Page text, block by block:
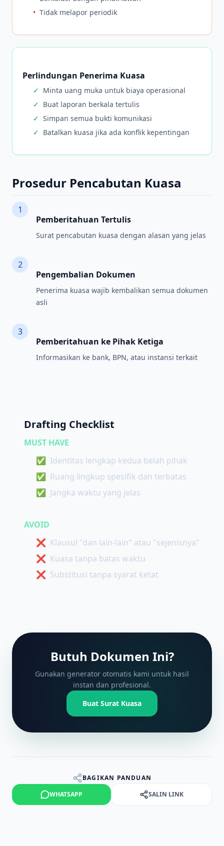
• Tidak melapor periodik
Perlindungan Penerima Kuasa
✓ Minta uang muka untuk biaya operasional
✓ Buat laporan berkala tertulis
✓ Simpan semua bukti komunikasi
✓ Batalkan kuasa jika ada konflik kepentingan
Prosedur Pencabutan Kuasa
1
Pemberitahuan Tertulis
Surat pencabutan kuasa dengan alasan yang jelas
2
Pengembalian Dokumen
Penerima kuasa wajib kembalikan semua dokumen
asli
3
Pemberitahuan ke Pihak Ketiga
Informasikan ke bank, BPN, atau instansi terkait
Drafting Checklist
MUST HAVE
✅ Identitas lengkap kedua belah pihak
✅ Ruang lingkup spesifik dan terbatas
✅ Jangka waktu yang jelas
AVOID
❌ Klausul "dan lain-lain" atau "sejenisnya"
❌ Kuasa tanpa batas waktu
❌ Substitusi tanpa syarat ketat
Butuh Dokumen Ini?
Gunakan generator otomatis kami untuk hasil
instan dan profesional.
Buat Surat Kuasa
BAGIKAN PANDUAN
WHATSAPP
SALIN LINK